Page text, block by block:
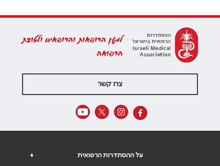
למען הרופאות והרופאים ולטובת
הרפואה
צרו קשר
+ על ההסתדרות הרפואית